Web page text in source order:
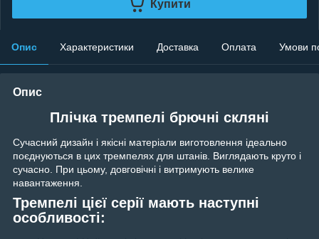
Купити
Опис Характеристики Доставка Оплата Умови
Опис
Плічка тремпелі брючні скляні
Сучасний дизайн і якісні матеріали виготовлення ідеально
поєднуються в цих тремпелях для штанів. Виглядають круто і
сучасно. При цьому, довговічні і витримують велике
навантаження.
Тремпелі цієї серії мають наступні
особливості: